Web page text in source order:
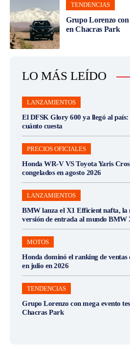
TENDENCIAS
Grupo Lorenzo con
en Chacras Park
LO MÁS LEÍDO
LANZAMIENTOS
El DFSK Glory 600 ya llegó al país:
cuánto cuesta
PRECIOS OFICIALES
Honda WR-V VS Toyota Yaris
congelados en agosto 2026
LANZAMIENTOS
BMW lanza el X1 Efficient nafta, la
versión de entrada al mundo BMW
MOTOS
Honda dominó el ranking de ventas
en julio en 2026
TENDENCIAS
Grupo Lorenzo con mega evento
Chacras Park